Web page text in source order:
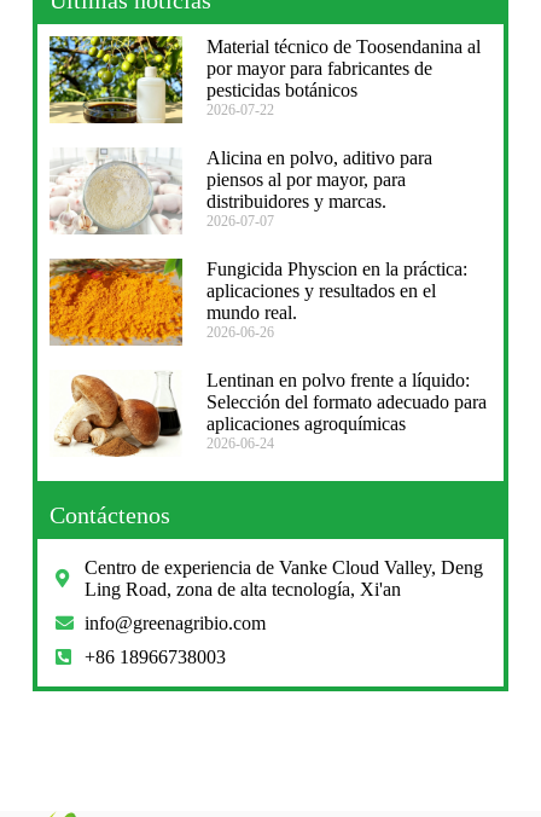
Material técnico de Toosendanina al
por mayor para fabricantes de
pesticidas botánicos
2026-07-22
Alicina en polvo, aditivo para
piensos al por mayor, para
distribuidores y marcas.
2026-07-07
Fungicida Physcion en la práctica:
aplicaciones y resultados en el
mundo real.
2026-06-26
Lentinan en polvo frente a líquido:
Selección del formato adecuado para
aplicaciones agroquímicas
2026-06-24
Contáctenos
Centro de experiencia de Vanke Cloud Valley, Deng
Ling Road, zona de alta tecnología, Xi'an
info@greenagribio.com
+86 18966738003